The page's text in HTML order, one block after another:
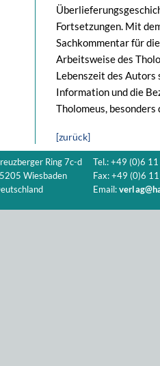
Fortsetzungen. Mit
Sachkommentar für
Arbeitsweise des
Lebenszeit des
Information und die
Tholomeus,
[zurück]
Ring 7c-d
Wiesbaden
Tel.: +49 (0)6
Fax: +49 (0)6
Email: